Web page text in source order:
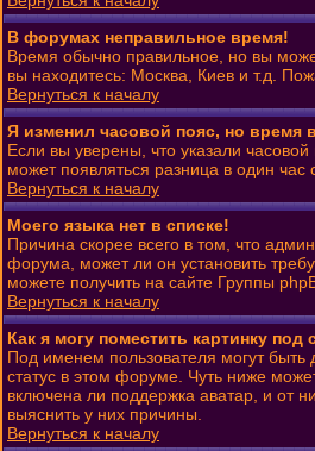
В форумах неправильное время!
Время обычно правильное, но вы
вы находитесь: Москва, Киев и т.д.
Вернуться к началу
Я изменил часовой пояс, но время
Если вы уверены, что указали
может появляться разница в один
Вернуться к началу
Моего языка нет в списке!
Причина скорее всего в том, что
форума, может ли он установить
можете получить на сайте Группы
Вернуться к началу
Как я могу поместить картинку
Под именем пользователя могут
статус в этом форуме. Чуть ниже
включена ли поддержка аватар, и от
выяснить у них причины.
Вернуться к началу